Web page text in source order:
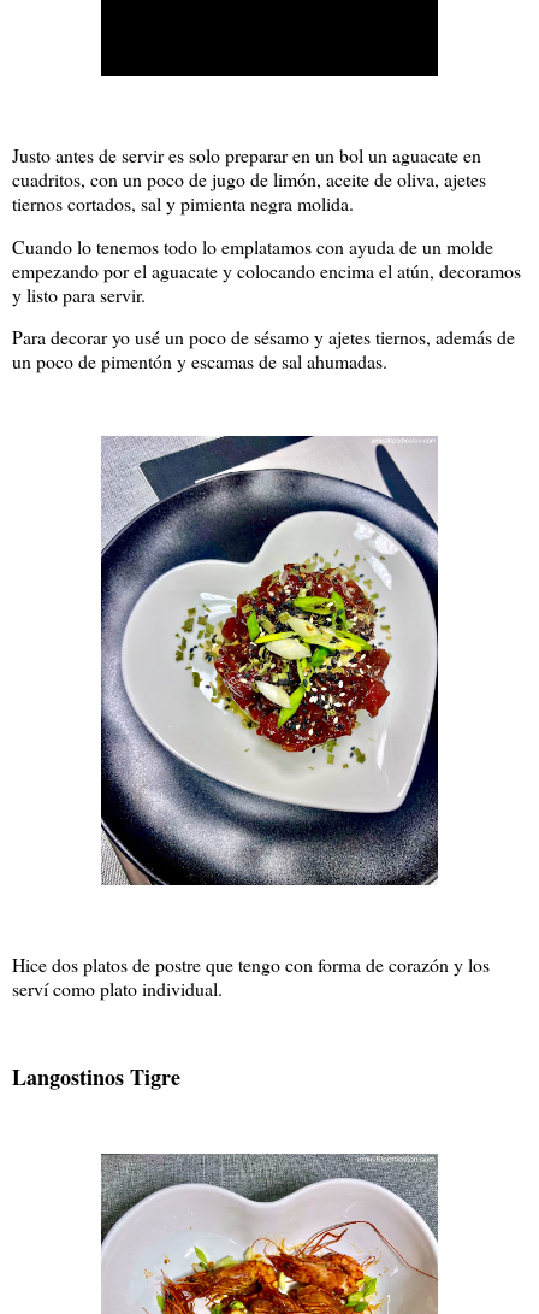
Justo antes de servir es solo preparar en un bol un aguacate en
cuadritos, con un poco de jugo de limón, aceite de oliva, ajetes
tiernos cortados, sal y pimienta negra molida.
Cuando lo tenemos todo lo emplatamos con ayuda de un molde
empezando por el aguacate y colocando encima el atún, decoramos
y listo para servir.
Para decorar yo usé un poco de sésamo y ajetes tiernos, además de
un poco de pimentón y escamas de sal ahumadas.
Hice dos platos de postre que tengo con forma de corazón y los
serví como plato individual.
Langostinos Tigre